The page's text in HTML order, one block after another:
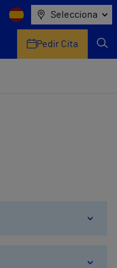
Selecciona
Pedir Cita